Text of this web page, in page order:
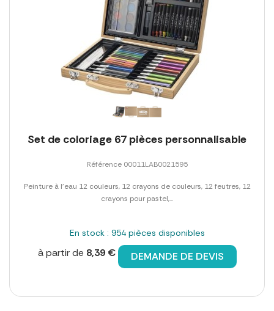
Set de coloriage 67 pièces personnalisable
Référence 00011LAB0021595
Peinture à l'eau 12 couleurs, 12 crayons de couleurs, 12 feutres, 12
crayons pour pastel,...
En stock : 954 pièces disponibles
à partir de 8,39 € DEMANDE DE DEVIS